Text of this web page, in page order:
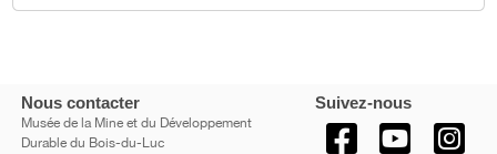
Nous contacter
Musée de la Mine et du Développement
Durable du Bois-du-Luc
Suivez-nous